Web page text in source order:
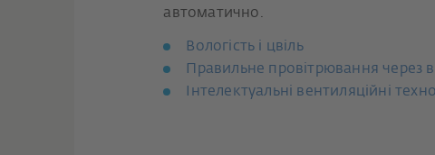
автоматично.
Вологість і цвіль
Правильне провітрювання через
Інтелектуальні вентиляційні